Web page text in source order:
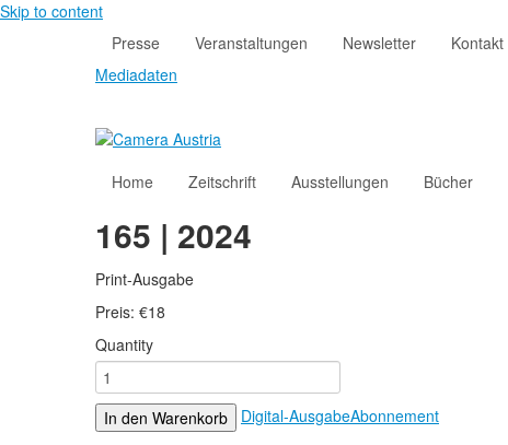
Skip to content
Presse
Veranstaltungen Newsletter Kontakt
Mediadaten
Home Zeitschrift Ausstellungen Bücher
165 | 2024
Print-Ausgabe
Preis: €18
Quantity
In den Warenkorb Digital-AusgabeAbonnement